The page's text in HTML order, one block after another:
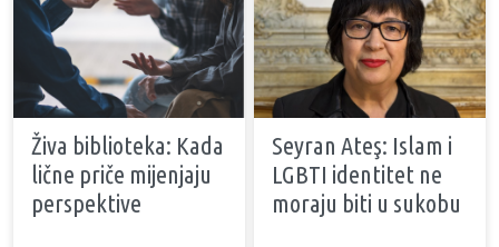
Živa biblioteka: Kada
lične priče mijenjaju
perspektive
Seyran Ateş: Islam i
LGBTI identitet ne
moraju biti u sukobu